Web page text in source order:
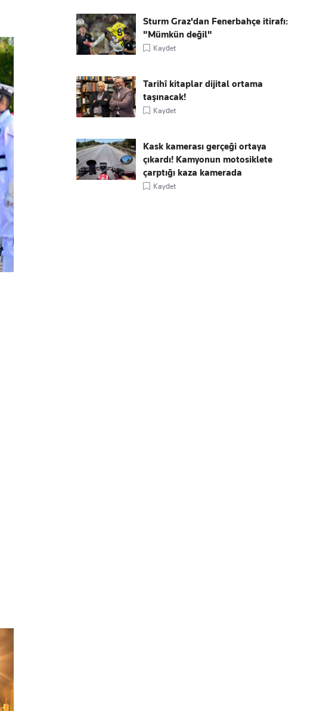
Sturm Graz'dan Fenerbahçe itirafı:
"Mümkün değil"
Kaydet
Tarihî kitaplar dijital ortama
taşınacak!
Kaydet
Kask kamerası gerçeği ortaya
çıkardı! Kamyonun motosiklete
çarptığı kaza kamerada
Kaydet